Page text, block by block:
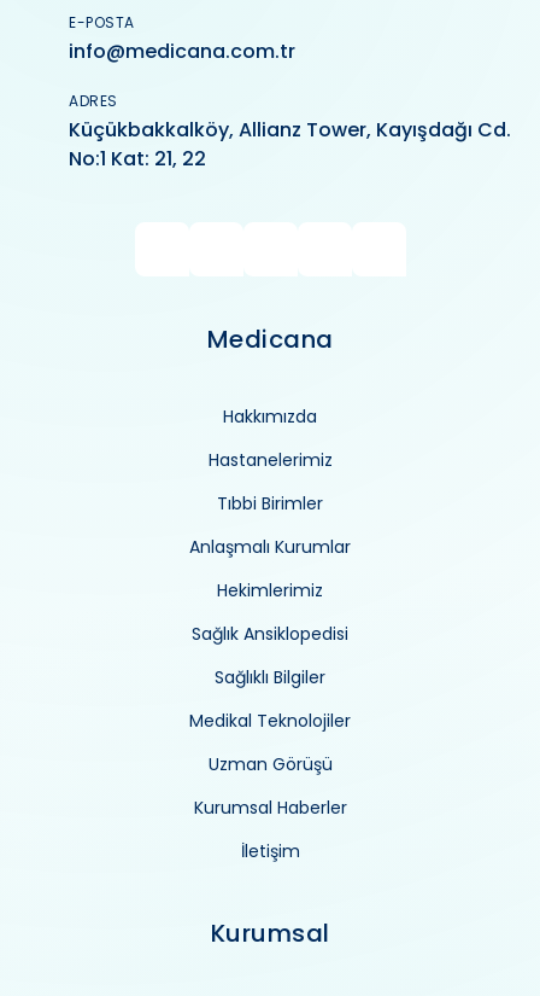
E-POSTA
info@medicana.com.tr
ADRES
Küçükbakkalköy, Allianz Tower, Kayışdağı Cd.
No:1 Kat: 21, 22
Medicana
Hakkımızda
Hastanelerimiz
Tıbbi Birimler
Anlaşmalı Kurumlar
Hekimlerimiz
Sağlık Ansiklopedisi
Sağlıklı Bilgiler
Medikal Teknolojiler
Uzman Görüşü
Kurumsal Haberler
İletişim
Kurumsal